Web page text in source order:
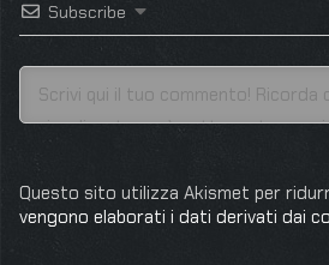
Subscribe
Questo sito utilizza Akismet per
vengono elaborati i dati derivati dai